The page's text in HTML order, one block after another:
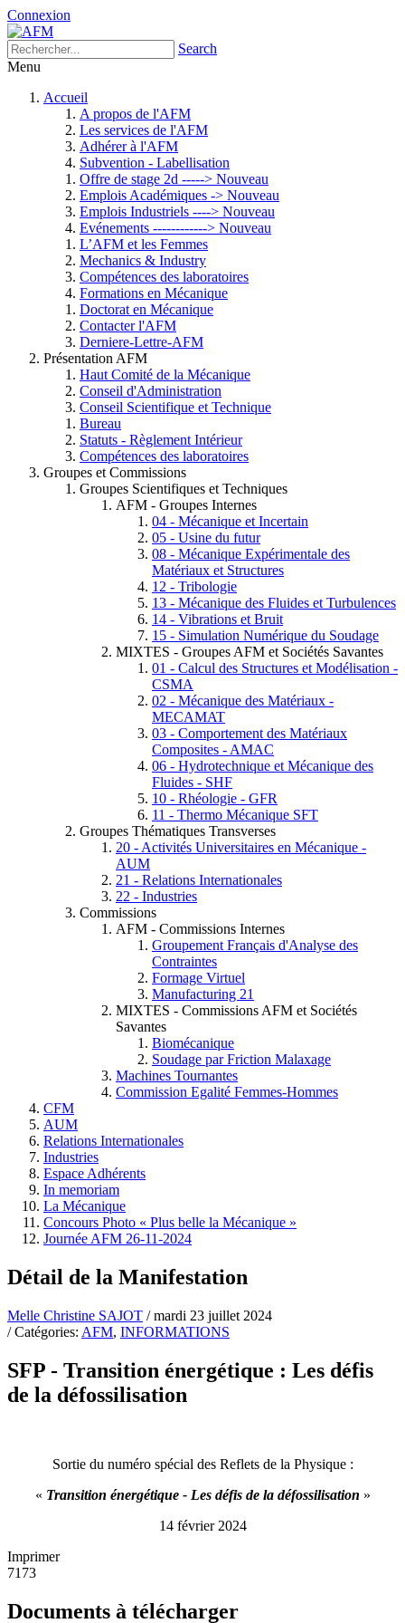
Connexion
Search
Menu
Accueil
A propos de l'AFM
Les services de l'AFM
Adhérer à l'AFM
Subvention - Labellisation
Offre de stage 2d -----> Nouveau
Emplois Académiques -> Nouveau
Emplois Industriels ----> Nouveau
Evénements ------------> Nouveau
L’AFM et les Femmes
Mechanics & Industry
Compétences des laboratoires
Formations en Mécanique
Doctorat en Mécanique
Contacter l'AFM
Derniere-Lettre-AFM
Présentation AFM
Haut Comité de la Mécanique
Conseil d'Administration
Conseil Scientifique et Technique
Bureau
Statuts - Règlement Intérieur
Compétences des laboratoires
Groupes et Commissions
Groupes Scientifiques et Techniques
AFM - Groupes Internes
04 - Mécanique et Incertain
05 - Usine du futur
08 - Mécanique Expérimentale des
Matériaux et Structures
12 - Tribologie
13 - Mécanique des Fluides et Turbulences
14 - Vibrations et Bruit
15 - Simulation Numérique du Soudage
MIXTES - Groupes AFM et Sociétés Savantes
01 - Calcul des Structures et Modélisation -
CSMA
02 - Mécanique des Matériaux -
MECAMAT
03 - Comportement des Matériaux
Composites - AMAC
06 - Hydrotechnique et Mécanique des
Fluides - SHF
10 - Rhéologie - GFR
11 - Thermo Mécanique SFT
Groupes Thématiques Transverses
20 - Activités Universitaires en Mécanique -
AUM
21 - Relations Internationales
22 - Industries
Commissions
AFM - Commissions Internes
Groupement Français d'Analyse des
Contraintes
Formage Virtuel
Manufacturing 21
MIXTES - Commissions AFM et Sociétés
Savantes
Biomécanique
Soudage par Friction Malaxage
Machines Tournantes
Commission Egalité Femmes-Hommes
CFM
AUM
Relations Internationales
Industries
Espace Adhérents
In memoriam
La Mécanique
Concours Photo « Plus belle la Mécanique »
Journée AFM 26-11-2024
Détail de la Manifestation
Melle Christine SAJOT / mardi 23 juillet 2024
/ Catégories: AFM, INFORMATIONS
SFP - Transition énergétique : Les défis
de la défossilisation
Sortie du numéro spécial des Reflets de la Physique :
« Transition énergétique - Les défis de la défossilisation »
14 février 2024
Imprimer
7173
Documents à télécharger